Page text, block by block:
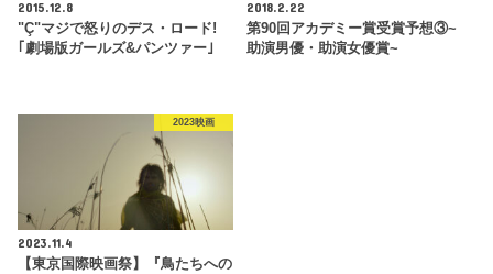
2015.12.8
"Ç"マジで怒りのデス・ロード!
｢劇場版ガールズ&パンツァー｣
2018.2.22
第90回アカデミー賞受賞予想③~
助演男優・助演女優賞~
2023映画
2023.11.4
【東京国際映画祭】『鳥たちへの